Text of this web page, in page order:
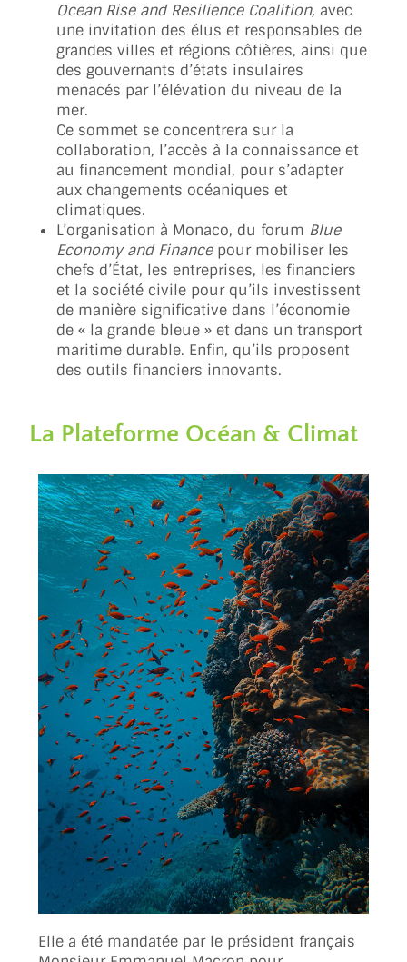
Ocean Rise and Resilience Coalition, avec
une invitation des élus et responsables de
grandes villes et régions côtières, ainsi que
des gouvernants d’états insulaires
menacés par l’élévation du niveau de la
mer.
Ce sommet se concentrera sur la
collaboration, l’accès à la connaissance et
au financement mondial, pour s’adapter
aux changements océaniques et
climatiques.
L’organisation à Monaco, du forum Blue
Economy and Financepour mobiliser les
chefs d’État, les entreprises, les financiers
et la société civile pour qu’ils investissent
de manière significative dans l’économie
de « la grande bleue » et dans un transport
maritime durable. Enfin, qu’ils proposent
des outils financiers innovants.
La Plateforme Océan & Climat
Elle a été mandatée par le président français